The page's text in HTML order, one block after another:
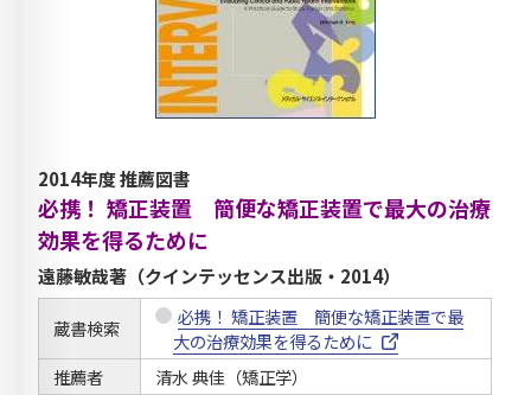
2014年度 推薦図書
必携！ 矯正装置 簡便な矯正装置で最大の治療
効果を得るために
遠藤敏哉著（クインテッセンス出版・2014）
蔵書検索
必携！ 矯正装置 簡便な矯正装置で最
大の治療効果を得るために
推薦者
清水 典佳（矯正学）